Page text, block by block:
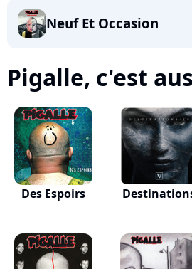
Neuf Et Occasion
Pigalle, c'est
Des Espoirs